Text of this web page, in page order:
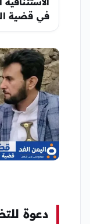
في قضية
دعوة